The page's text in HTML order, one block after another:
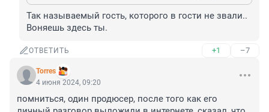
Так называемый гость, которого в гости не звали..
Воняешь здесь ты.
ОТВЕТИТЬ +1 –7
Torres
4 июня 2024, 09:20
помниться, один продюсер, после того как его